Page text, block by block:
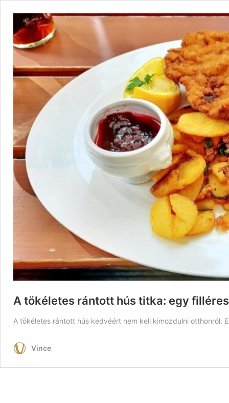
A tökéletes rántott hús titka: egy
A tökéletes rántott hús kedvéért nem kell kimozdulni otthonról.
Vince